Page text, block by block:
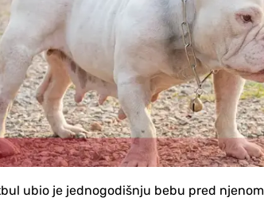
ubio je jednogodišnju bebu pred